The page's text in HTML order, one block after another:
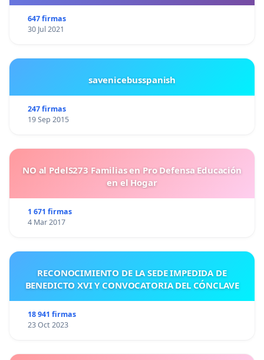
647 firmas
30 Jul 2021
savenicebusspanish
247 firmas
19 Sep 2015
NO al PdelS273 Familias en Pro Defensa Educación
en el Hogar
1 671 firmas
4 Mar 2017
RECONOCIMIENTO DE LA SEDE IMPEDIDA DE
BENEDICTO XVI Y CONVOCATORIA DEL CÓNCLAVE
18 941 firmas
23 Oct 2023